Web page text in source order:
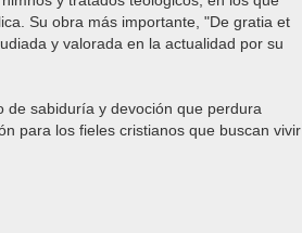
Su obra más importante, "De gratia et
y valorada en la actualidad por su
de sabiduría y devoción que perdura
para los fieles cristianos que buscan vivir